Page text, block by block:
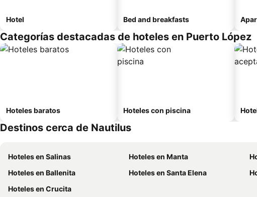
Hotel Bed and breakfasts
Categorías destacadas de hoteles en Puerto López
Hoteles baratos Hoteles con piscina
Destinos cerca de Nautilus
Hoteles en Salinas Hoteles en Manta
Hoteles en Ballenita
Hoteles en Santa Elena
Hoteles en Crucita